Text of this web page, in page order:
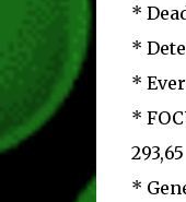
*
*
*
*
293,65
*